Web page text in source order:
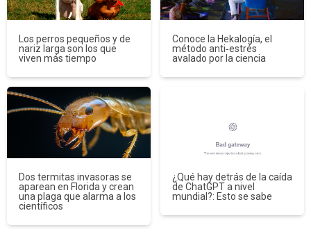
Los perros pequeños y de
nariz larga son los que
viven más tiempo
Conoce la Hekalogía, el
método anti‑estrés
avalado por la ciencia
Dos termitas invasoras se
aparean en Florida y crean
una plaga que alarma a los
científicos
¿Qué hay detrás de la caída
de ChatGPT a nivel
mundial?: Esto se sabe